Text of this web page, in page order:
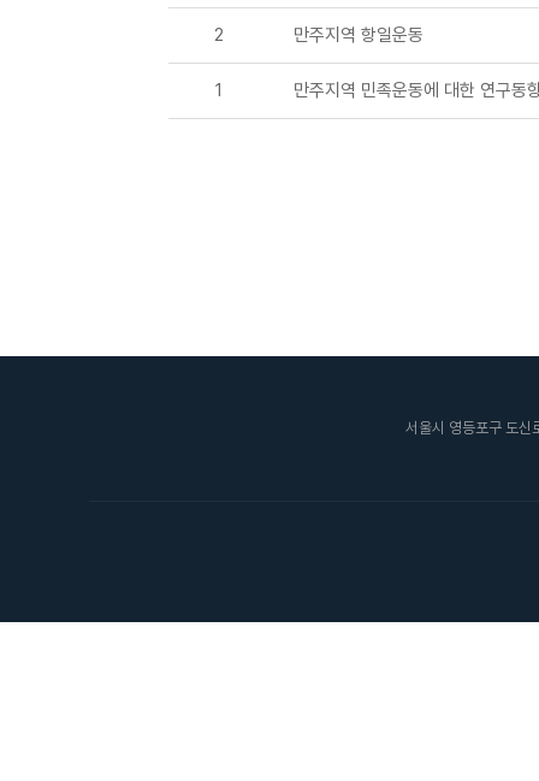
2 만주지역 항일운동
1 만주지역 민족운동에 대한 연구동
서울시 영등포구 도